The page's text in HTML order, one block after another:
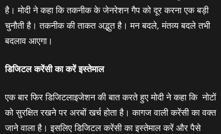
है। मोदी ने कहा कि तकनीक के जेनरेशन गैप को दूर करना एक बड़ी
चुनौती है। तकनीक की ताकत अद्भुत है। मन बदले, मंतव्य बदले तभी
बदलाव आएगा।
डिजिटल करेंसी का करें इस्‍तेमाल
एक बार फिर डिजिटलाइजेशन की बात करते हुए मोदी ने कहा कि नोटों
को सुरक्षित रखने पर अरबों खर्च होता है। कागज वाली करेंसी का वक्त
जाने वाला है। इसलिए डिजिटल करेंसी का इस्तेमाल करें और पैसे